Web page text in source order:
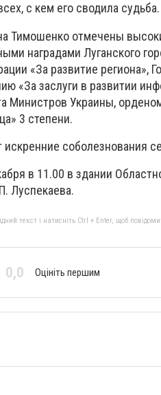
с кем его сводила судьба.
Тимошенко отмечены
наградами Луганского
«За развитие региона»,
«За заслуги в развитии
Министров Украины,
3 степени.
соболезнования
в 11.00 в здании
Луспекаева.
текст і натисніть Ctrl + Enter, щоб
0,0 Оцініть першим